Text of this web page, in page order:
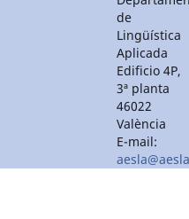
de
Lingüística
Aplicada
Edificio 4P,
3ª planta
46022
València
E-mail: